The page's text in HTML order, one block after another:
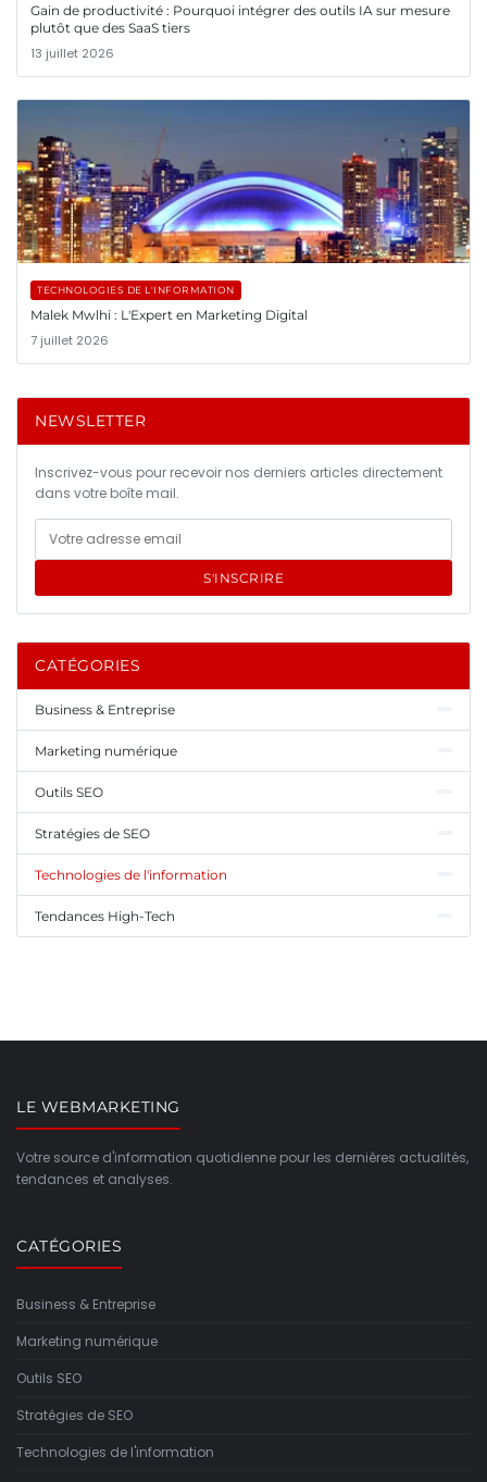
Gain de productivité : Pourquoi intégrer des outils IA sur mesure
plutôt que des SaaS tiers
13 juillet 2026
TECHNOLOGIES DE L'INFORMATION
Malek Mwlhi : L'Expert en Marketing Digital
7 juillet 2026
NEWSLETTER
Inscrivez-vous pour recevoir nos derniers articles directement
dans votre boîte mail.
S'INSCRIRE
CATÉGORIES
Business & Entreprise
Marketing numérique
Outils SEO
Stratégies de SEO
Technologies de l'information
Tendances High-Tech
LE WEBMARKETING
Votre source d'information quotidienne pour les dernières actualités,
tendances et analyses.
CATÉGORIES
Business & Entreprise
Marketing numérique
Outils SEO
Stratégies de SEO
Technologies de l'information